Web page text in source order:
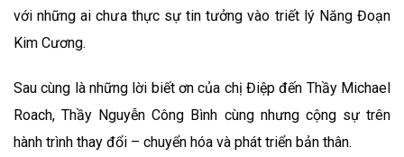
với những ai chưa thực sự tin tưởng vào triết lý Năng Đoạn
Kim Cương.
Sau cùng là những lời biết ơn của chị Điệp đến Thầy Michael
Roach, Thầy Nguyễn Công Bình cùng nhưng cộng sự trên
hành trình thay đổi – chuyển hóa và phát triển bản thân.